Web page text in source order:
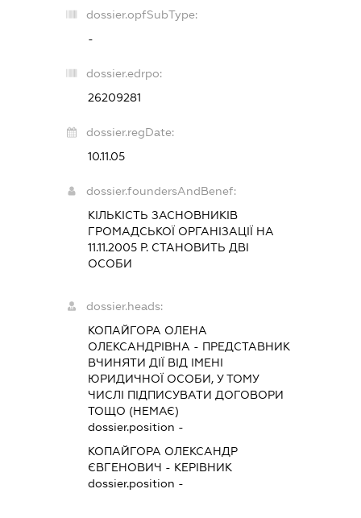
dossier.opfSubType:
-
dossier.edrpo:
26209281
dossier.regDate:
10.11.05
dossier.foundersAndBenef:
КІЛЬКІСТЬ ЗАСНОВНИКІВ
ГРОМАДСЬКОЇ ОРГАНІЗАЦІЇ НА
11.11.2005 Р. СТАНОВИТЬ ДВІ
ОСОБИ
dossier.heads:
КОПАЙГОРА ОЛЕНА
ОЛЕКСАНДРІВНА - ПРЕДСТАВНИК
ВЧИНЯТИ ДІЇ ВІД ІМЕНІ
ЮРИДИЧНОЇ ОСОБИ, У ТОМУ
ЧИСЛІ ПІДПИСУВАТИ ДОГОВОРИ
ТОЩО (НЕМАЄ)
dossier.position -
КОПАЙГОРА ОЛЕКСАНДР
ЄВГЕНОВИЧ - КЕРІВНИК
dossier.position -